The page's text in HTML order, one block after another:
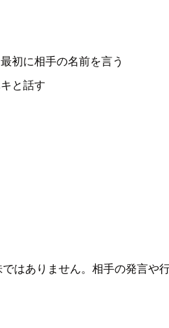
初に相手の名前を言う
と話す
はありません。相手の発言や行